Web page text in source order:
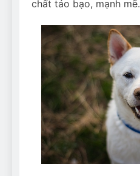
chất táo bạo, mạnh mẽ.